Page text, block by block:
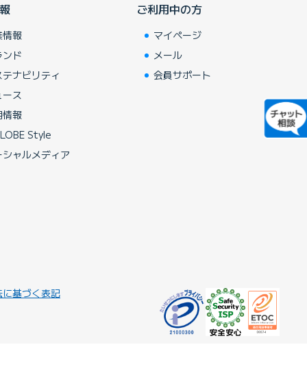
情報
ンド
ナビリティ
ース
情報
Style
シャルメディア
ご利用中の方
マイページ
メール
会員サポート
基づく表記